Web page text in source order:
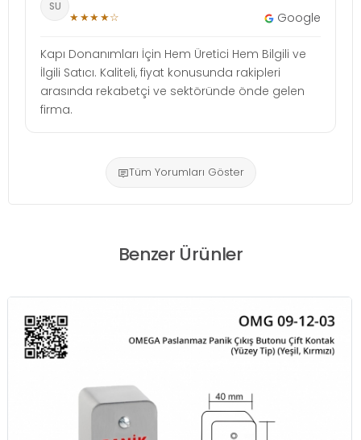
SU
★★★★☆ Google
Kapı Donanımları İçin Hem Üretici Hem Bilgili ve
İlgili Satıcı. Kaliteli, fiyat konusunda rakipleri
arasında rekabetçi ve sektöründe önde gelen
firma.
Tüm Yorumları Göster
Benzer Ürünler
OMEGA SENTROL 3045-W
Çekmeli